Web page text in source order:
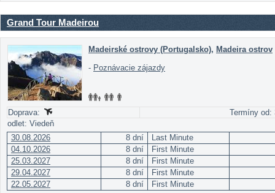
Grand Tour Madeirou
Madeirské ostrovy (Portugalsko), Madeira ostrov
- Poznávacie zájazdy
Doprava:
Termíny od:
odlet: Viedeň
30.08.2026
8 dní
Last Minute
04.10.2026
8 dní
First Minute
25.03.2027
8 dní
First Minute
29.04.2027
8 dní
First Minute
22.05.2027
8 dní First Minute